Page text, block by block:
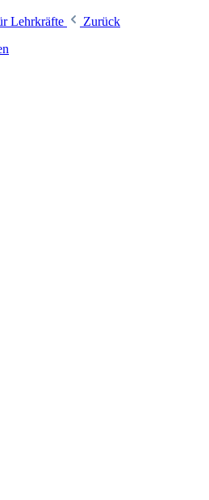
Lehrkräfte
Zurück